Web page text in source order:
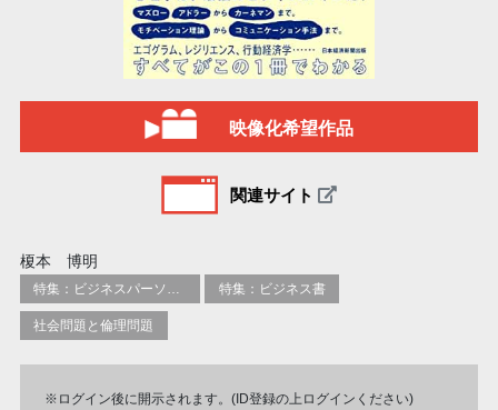
映像化希望作品
関連サイト
榎本 博明
特集：ビジネス書
社会問題と倫理問題
※ログイン後に開示されます。(ID登録の上ログインください)